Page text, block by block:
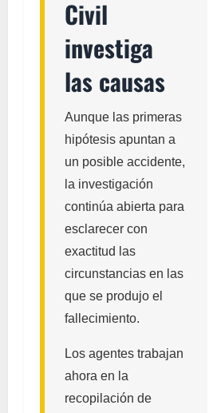
Civil
investiga
las causas
Aunque las primeras
hipótesis apuntan a
un posible accidente,
la investigación
continúa abierta para
esclarecer con
exactitud las
circunstancias en las
que se produjo el
fallecimiento.
Los agentes trabajan
ahora en la
recopilación de